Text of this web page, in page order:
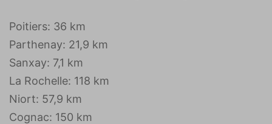
Poitiers: 36 km
Parthenay: 21,9 km
Sanxay: 7,1 km
La Rochelle: 118 km
Niort: 57,9 km
Cognac: 150 km